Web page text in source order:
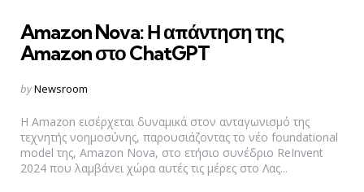
Amazon Nova: Η απάντηση της
Amazon στο ChatGPT
Posted
byNewsroom
Η Amazon εισέρχεται δυναμικά στον ανταγωνισμό της
τεχνητής νοημοσύνης, παρουσιάζοντας το νέο foundational
model της, Amazon Nova, στο ετήσιο συνέδριο ReInvent
2024 που λαμβάνει χώρα αυτές τις μέρες στο Λας...